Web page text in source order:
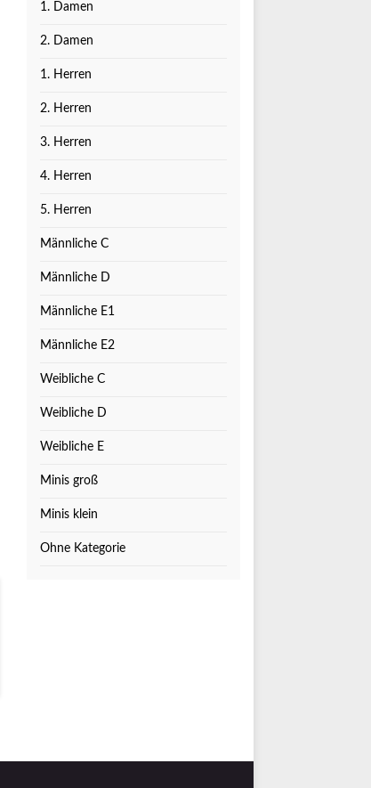
1. Damen
2. Damen
1. Herren
2. Herren
3. Herren
4. Herren
5. Herren
Männliche C
Männliche D
Männliche E1
Männliche E2
Weibliche C
Weibliche D
Weibliche E
Minis groß
Minis klein
Ohne Kategorie